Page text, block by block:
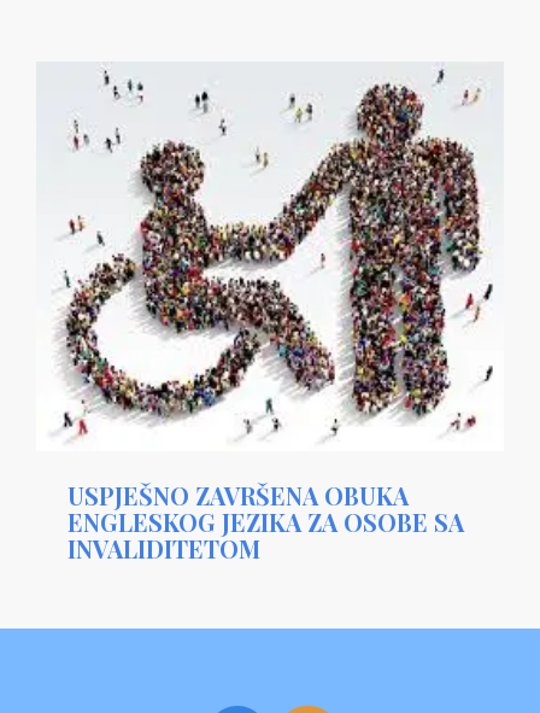
USPJEŠNO ZAVRŠENA OBUKA
ENGLESKOG JEZIKA ZA OSOBE SA
INVALIDITETOM